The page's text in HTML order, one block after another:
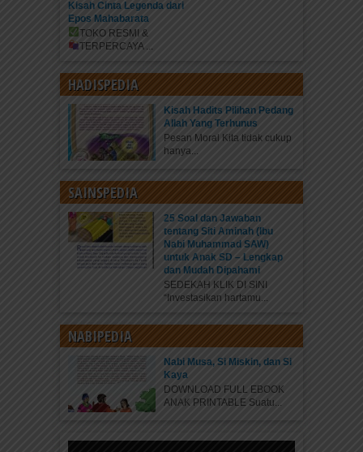
Kisah Cinta Legenda dari
Epos Mahabarata
TOKO RESMI &
TERPERCAYA ...
HADISPEDIA
Kisah Hadits Pilihan Pedang
Allah Yang Terhunus
Pesan Moral Kita tidak cukup
hanya...
SAINSPEDIA
25 Soal dan Jawaban
tentang Siti Aminah (Ibu
Nabi Muhammad SAW)
untuk Anak SD – Lengkap
dan Mudah Dipahami
SEDEKAH KLIK DI SINI
“Investasikan hartamu...
NABIPEDIA
Nabi Musa, Si Miskin, dan Si
Kaya
DOWNLOAD FULL EBOOK
ANAK PRINTABLE Suatu...